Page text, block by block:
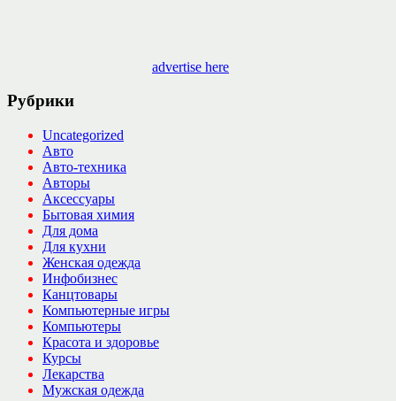
advertise here
Рубрики
Uncategorized
Авто
Авто-техника
Авторы
Аксессуары
Бытовая химия
Для дома
Для кухни
Женская одежда
Инфобизнес
Канцтовары
Компьютерные игры
Компьютеры
Красота и здоровье
Курсы
Лекарства
Мужская одежда